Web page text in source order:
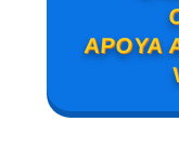
APOYA